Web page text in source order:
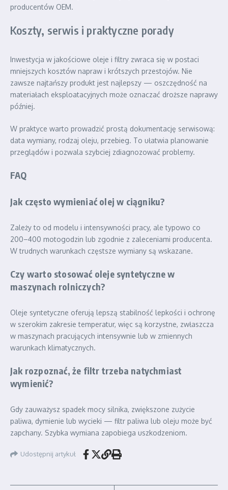
producentów OEM.
Koszty, serwis i praktyczne porady
Inwestycja w jakościowe oleje i filtry zwraca się w postaci
mniejszych kosztów napraw i krótszych przestojów. Nie
zawsze najtańszy produkt jest najlepszy — oszczędność na
materiałach eksploatacyjnych może oznaczać droższe naprawy
później.
W praktyce warto prowadzić prostą dokumentację serwisową:
data wymiany, rodzaj oleju, przebieg. To ułatwia planowanie
przeglądów i pozwala szybciej zdiagnozować problemy.
FAQ
Jak często wymieniać olej w ciągniku?
Zależy to od modelu i intensywności pracy, ale typowo co
200–400 motogodzin lub zgodnie z zaleceniami producenta.
W trudnych warunkach częstsze wymiany są wskazane.
Czy warto stosować oleje syntetyczne w
maszynach rolniczych?
Oleje syntetyczne oferują lepszą stabilność lepkości i ochronę
w szerokim zakresie temperatur, więc są korzystne, zwłaszcza
w maszynach pracujących intensywnie lub w zmiennych
warunkach klimatycznych.
Jak rozpoznać, że filtr trzeba natychmiast
wymienić?
Gdy zauważysz spadek mocy silnika, zwiększone zużycie
paliwa, dymienie lub wycieki — filtr paliwa lub oleju może być
zapchany. Szybka wymiana zapobiega uszkodzeniom.
Udostępnij artykuł